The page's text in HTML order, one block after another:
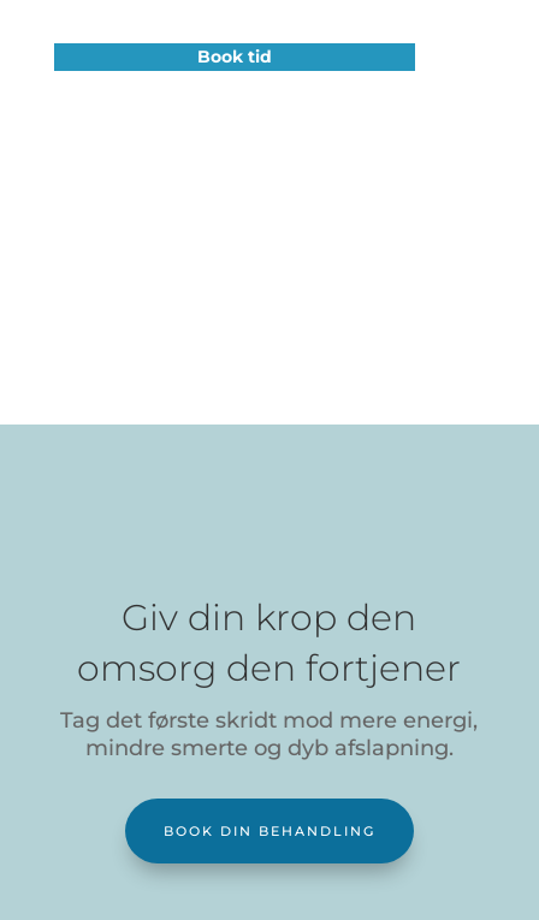
Book tid
Giv din krop den
omsorg den fortjener
Tag det første skridt mod mere energi,
mindre smerte og dyb afslapning.
BOOK DIN BEHANDLING